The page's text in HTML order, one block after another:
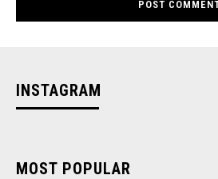
INSTAGRAM
MOST POPULAR